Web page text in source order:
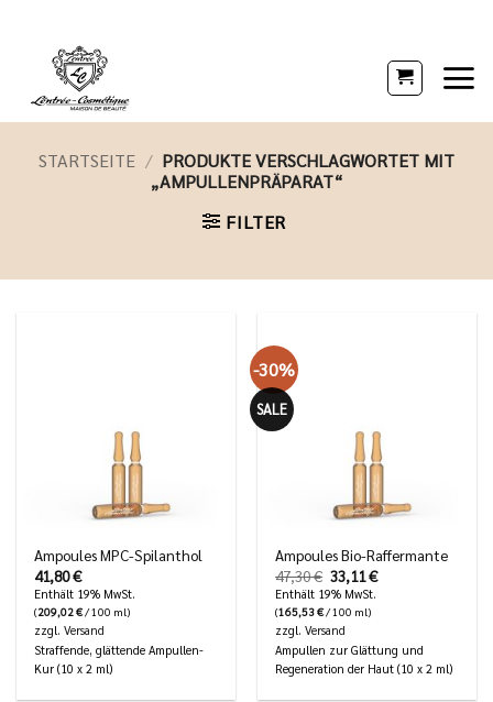
springen
STARTSEITE / PRODUKTE VERSCHLAGWORTET MIT
„AMPULLENPRÄPARAT“
FILTER
Ampoules MPC-Spilanthol
41,80€
Enthält 19% MwSt.
(209,02€/ 100 ml)
zzgl.Versand
Straffende, glättende Ampullen-
Kur (10 x 2 ml)
-30%
SALE
Ampoules Bio-Raffermante
47,30€ Ursprünglicher
Preis
war:
47,30 €
33,11€Aktueller
Preis
Enthält 19% MwSt.
(165,53€/ 100 ml)
zzgl.Versand
Ampullen zur Glättung und
Regeneration der Haut (10 x 2 ml)